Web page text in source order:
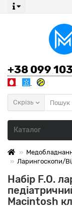
+38 099
Скрізь
Каталог
Ларингоскопи/
Набір F.O.
Macintosh